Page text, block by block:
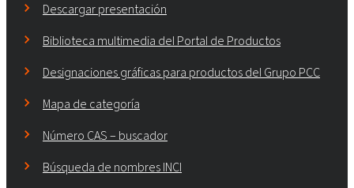
Descargar presentación
Biblioteca multimedia del Portal de Productos
Designaciones gráficas para productos del Grupo PCC
Mapa de categoría
Número CAS – buscador
Búsqueda de nombres INCI